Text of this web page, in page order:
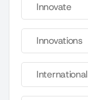
Innovate
Innovations
International